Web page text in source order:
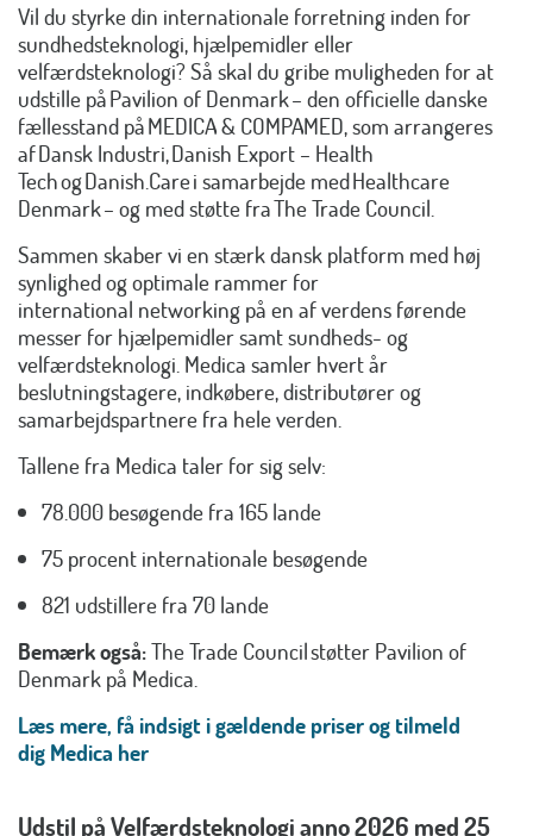
Vil du styrke din internationale forretning inden for
sundhedsteknologi, hjælpemidler eller
velfærdsteknologi? Så skal du gribe muligheden for at
udstille på Pavilion of Denmark – den officielle danske
fællesstand på MEDICA & COMPAMED, som arrangeres
af Dansk Industri, Danish Export – Health
Tech og Danish.Care i samarbejde med Healthcare
Denmark – og med støtte fra The Trade Council.
Sammen skaber vi en stærk dansk platform med høj
synlighed og optimale rammer for
international networking på en af verdens førende
messer for hjælpemidler samt sundheds- og
velfærdsteknologi. Medica samler hvert år
beslutningstagere, indkøbere, distributører og
samarbejdspartnere fra hele verden.
Tallene fra Medica taler for sig selv:
78.000 besøgende fra 165 lande
75 procent internationale besøgende
821 udstillere fra 70 lande
Bemærk også:The Trade Council støtter Pavilion of
Denmark på Medica.
Læs mere, få indsigt i gældende priser og tilmeld
dig Medica her
Udstil på Velfærdsteknologi anno 2026 med 25